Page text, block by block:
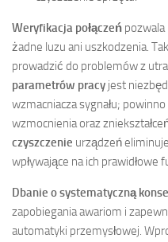
Weryfikacja połączeń
żadne luzu ani uszkodzenia.
prowadzić do problemów z
parametrów pracy jest
wzmacniacza sygnału;
wzmocnienia oraz
czyszczenie urządzeń
wpływające na ich prawidłowe
Dbanie o systematyczną
zapobiegania awariom i
automatyki przemysłowej.